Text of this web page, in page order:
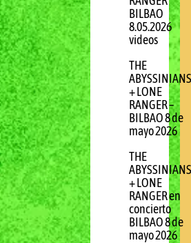
BILBAO
8.05.2026
videos
THE
ABYSSINIANS
+ LONE
RANGER –
BILBAO 8 de
mayo 2026
THE
ABYSSINIANS
+ LONE
RANGER en
concierto
BILBAO 8 de
mayo 2026